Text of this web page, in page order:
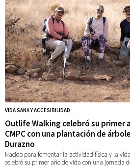
VIDA SANA Y ACCESIBILIDAD
Outlife Walking celebró su primer
CMPC con una plantación de
Durazno
Nacido para fomentar la actividad física y la
celebró su primer año de vida con una jornada